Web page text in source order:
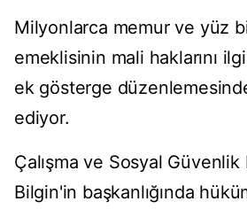
Milyonlarca memur ve yüz
emeklisinin mali haklarını
ek gösterge
ediyor.
Çalışma ve Sosyal Güvenlik
Bilgin'in başkanlığında